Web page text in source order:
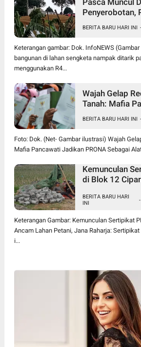
Penyerobotan,
Pancawati
Jadi Sorotan
BERITA BARU HARI INI -
Keterangan gambar: Dok. InfoNEWS
bangunan di lahan sengketa nampak ditarik
menggunakan R4...
Wajah Gelap
Tanah: Mafia
Kejahatan
BERITA BARU HARI INI -
Foto: Dok. (Net- Gambar ilustrasi) Wajah
Mafia Pancawati Jadikan PRONA Sebagai
Kemunculan
di Blok 12
Cacat Hukum
BERITA BARU HARI
INI
-
Keterangan Gambar: Kemunculan Sertipikat
Ancam Lahan Petani, Jana Raharja:
i...